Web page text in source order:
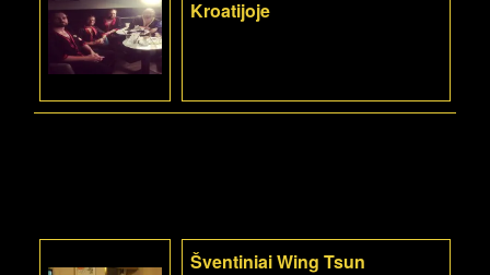
Kroatijoje
Šventiniai Wing Tsun